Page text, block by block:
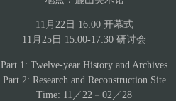
11月22日 16:00 开幕式
11月25日 15:00-17:30 研讨会
Part 1: Twelve-year History and Archives
Part 2: Research and Reconstruction Site
Time: 11／22－02／28